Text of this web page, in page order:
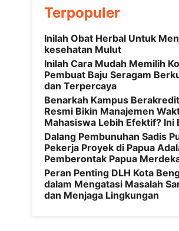
Terpopuler
Inilah Obat Herbal Untuk
kesehatan Mulut
Inilah Cara Mudah Memilih
Pembuat Baju Seragam
dan Terpercaya
Benarkah Kampus
Resmi Bikin Manajemen
Mahasiswa Lebih Efektif? Ini
Dalang Pembunuhan Sadis
Pekerja Proyek di Papua
Pemberontak Papua
Peran Penting DLH Kota
dalam Mengatasi Masalah
dan Menjaga Lingkungan